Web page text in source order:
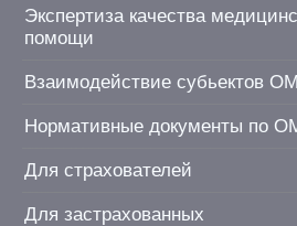
Экспертиза качества
помощи
Взаимодействие субьектов
Нормативные документы по
Для страхователей
Для застрахованных